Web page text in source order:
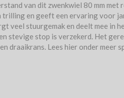
van dit zwenkwiel 80 mm met
trilling en geeft een ervaring voor
veel stuurgemak en deelt mee in
stevige stop is verzekerd. Het
draaikrans. Lees hier onder meer